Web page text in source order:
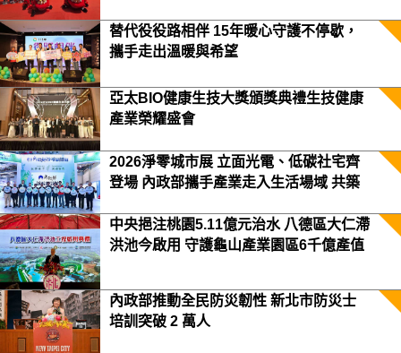
替代役役路相伴 15年暖心守護不停歇，
攜手走出溫暖與希望
亞太BIO健康生技大獎頒獎典禮生技健康
產業榮耀盛會
2026淨零城市展 立面光電、低碳社宅齊
登場 內政部攜手產業走入生活場域 共築
中央挹注桃園5.11億元治水 八德區大仁滯
洪池今啟用 守護龜山產業園區6千億產值
內政部推動全民防災韌性 新北市防災士
培訓突破 2 萬人